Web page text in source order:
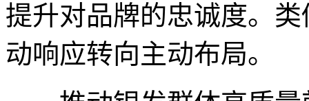
提升对品牌的忠诚度。
动响应转向主动布局。